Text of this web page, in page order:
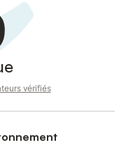
vérifiés